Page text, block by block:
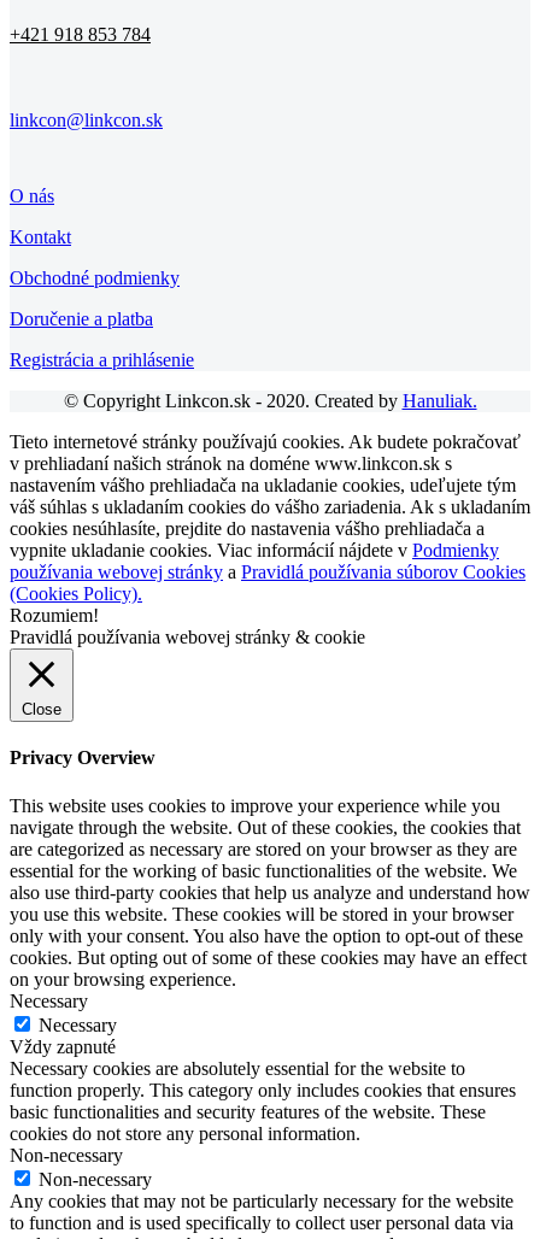
+421 918 853 784
linkcon@linkcon.sk
O nás
Kontakt
Obchodné podmienky
Doručenie a platba
Registrácia a prihlásenie
© Copyright Linkcon.sk - 2020. Created by Hanuliak.
Tieto internetové stránky používajú cookies. Ak budete pokračovať
v prehliadaní našich stránok na doméne www.linkcon.sk s
nastavením vášho prehliadača na ukladanie cookies, udeľujete tým
váš súhlas s ukladaním cookies do vášho zariadenia. Ak s ukladaním
cookies nesúhlasíte, prejdite do nastavenia vášho prehliadača a
vypnite ukladanie cookies. Viac informácií nájdete v Podmienky
používania webovej stránky a Pravidlá používania súborov Cookies
(Cookies Policy).
Rozumiem!
Pravidlá používania webovej stránky & cookie
Close
Privacy Overview
This website uses cookies to improve your experience while you
navigate through the website. Out of these cookies, the cookies that
are categorized as necessary are stored on your browser as they are
essential for the working of basic functionalities of the website. We
also use third-party cookies that help us analyze and understand how
you use this website. These cookies will be stored in your browser
only with your consent. You also have the option to opt-out of these
cookies. But opting out of some of these cookies may have an effect
on your browsing experience.
Necessary
Necessary
Vždy zapnuté
Necessary cookies are absolutely essential for the website to
function properly. This category only includes cookies that ensures
basic functionalities and security features of the website. These
cookies do not store any personal information.
Non-necessary
Non-necessary
Any cookies that may not be particularly necessary for the website
to function and is used specifically to collect user personal data via